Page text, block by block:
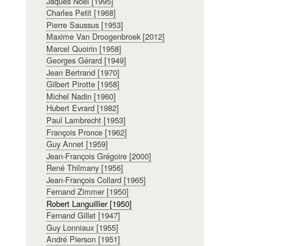
Charles Petit [1968]
Pierre Saussus [1953]
Maxime Van Droogenbroek [2012]
Marcel Quoirin [1958]
Georges Gérard [1949]
Jean Bertrand [1970]
Gilbert Pirotte [1958]
Michel Nadin [1960]
Hubert Evrard [1982]
Paul Lambrecht [1953]
François Pronce [1962]
Guy Annet [1959]
Jean-François Grégoire [2000]
René Thilmany [1956]
Jean-François Collard [1965]
Fernand Zimmer [1950]
Robert Languillier [1950]
Fernand Gillet [1947]
Guy Lonniaux [1955]
André Pierson [1951]